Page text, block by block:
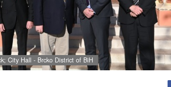
City Hall - Brcko District of BiH